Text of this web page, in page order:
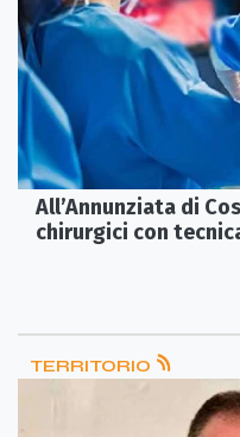
All’Annunziata di
chirurgici con
TERRITORIO